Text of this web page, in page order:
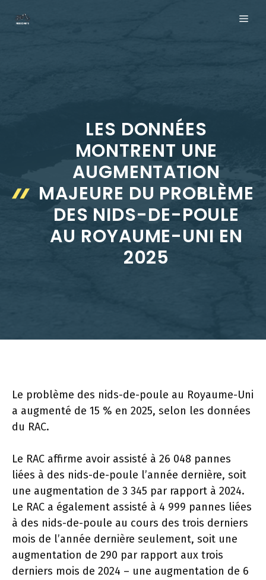
LES DONNÉES
MONTRENT UNE
AUGMENTATION
MAJEURE DU PROBLÈME
DES NIDS-DE-POULE
AU ROYAUME-UNI EN
2025
Le problème des nids-de-poule au Royaume-Uni
a augmenté de 15 % en 2025, selon les données
du RAC.
Le RAC affirme avoir assisté à 26 048 pannes
liées à des nids-de-poule l’année dernière, soit
une augmentation de 3 345 par rapport à 2024.
Le RAC a également assisté à 4 999 pannes liées
à des nids-de-poule au cours des trois derniers
mois de l’année dernière seulement, soit une
augmentation de 290 par rapport aux trois
derniers mois de 2024 – une augmentation de 6